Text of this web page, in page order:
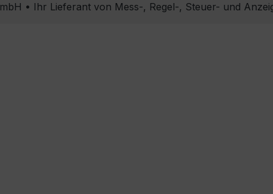
• Ihr Lieferant von Mess-, Regel-, Steuer- und